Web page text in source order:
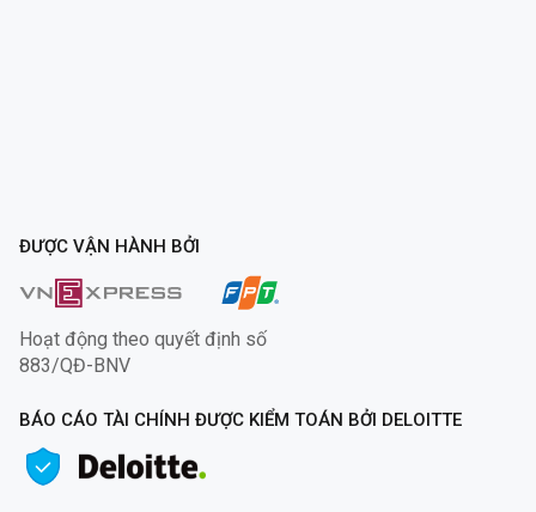
ĐƯỢC VẬN HÀNH BỞI
Hoạt động theo quyết định số
883/QĐ-BNV
BÁO CÁO TÀI CHÍNH ĐƯỢC KIỂM TOÁN BỞI DELOITTE